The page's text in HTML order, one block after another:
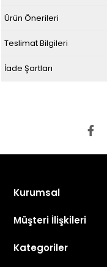
Ürün Önerileri
Teslimat Bilgileri
İade Şartları
Kurumsal
Müşteri İlişkileri
Kategoriler